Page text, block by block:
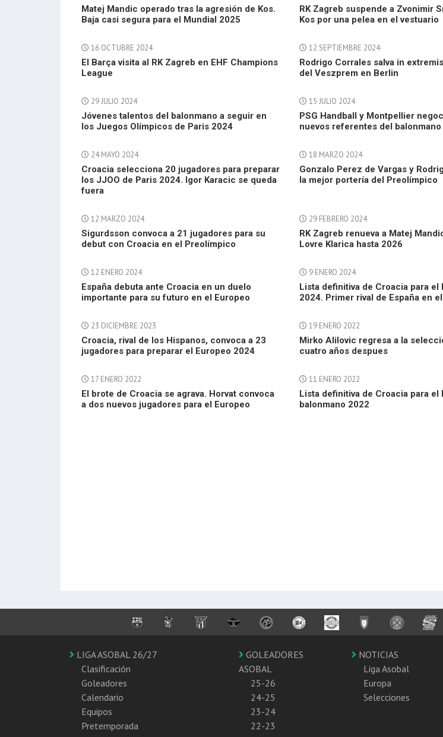
Matej Mandic operado tras la agresión de Kos.
Baja casi segura para el Mundial 2025
RK Zagreb suspende a Zvonimir
Kos por una pelea en el vestuario
16 OCTUBRE 2024
El Barça visita al RK Zagreb en EHF Champions
League
12 SEPTIEMBRE 2024
Rodrigo Corrales salva in
del Veszprem en Berlin
29 JULIO 2024
Jóvenes talentos del balonmano a seguir en
los Juegos Olímpicos de Paris 2024
15 JULIO 2024
PSG Handball y Montpellier
nuevos referentes del
24 MAYO 2024
Croacia selecciona 20 jugadores para preparar
los JJOO de Paris 2024. Igor Karacic se queda
fuera
18 MARZO 2024
Gonzalo Perez de Vargas y
la mejor portería del Preolímpico
12 MARZO 2024
Sigurdsson convoca a 21 jugadores para su
debut con Croacia en el Preolímpico
29 FEBRERO 2024
RK Zagreb renueva a Matej
Lovre Klarica hasta 2026
12 ENERO 2024
España debuta ante Croacia en un duelo
importante para su futuro en el Europeo
9 ENERO 2024
Lista definitiva de Croacia para el
2024. Primer rival de España en
23 DICIEMBRE 2023
Croacia, rival de los Hispanos, convoca a 23
jugadores para preparar el Europeo 2024
19 ENERO 2022
Mirko Alilovic regresa a la
cuatro años despues
17 ENERO 2022
El brote de Croacia se agrava. Horvat convoca
a dos nuevos jugadores para el Europeo
11 ENERO 2022
Lista definitiva de Croacia para el
balonmano 2022
LIGA ASOBAL 26/27
Clasificación
Goleadores
Calendario
Equipos
Pretemporada
GOLEADORES
ASOBAL
25-26
24-25
23-24
22-23
NOTICIAS
Liga Asobal
Europa
Selecciones